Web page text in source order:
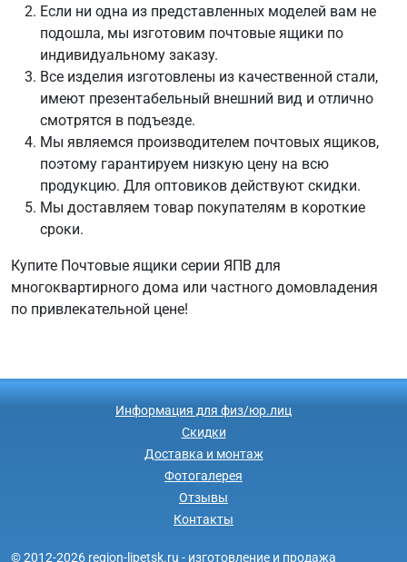
Если ни одна из представленных моделей вам не
подошла, мы изготовим почтовые ящики по
индивидуальному заказу.
Все изделия изготовлены из качественной стали,
имеют презентабельный внешний вид и отлично
смотрятся в подъезде.
Мы являемся производителем почтовых ящиков,
поэтому гарантируем низкую цену на всю
продукцию. Для оптовиков действуют скидки.
Мы доставляем товар покупателям в короткие
сроки.
Купите Почтовые ящики серии ЯПВ для
многоквартирного дома или частного домовладения
по привлекательной цене!
Информация для физ/юр.лиц
Скидки
Доставка и монтаж
Фотогалерея
Отзывы
Контакты
© 2012-2026 region-lipetsk.ru - изготовление и продажа